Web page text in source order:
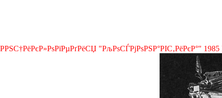
Р­РЅС†РёРєР»РѕРїРµРґРёСЏ "РљРѕСЃРјРѕРЅР°РІС‚РёРєР°" 1985